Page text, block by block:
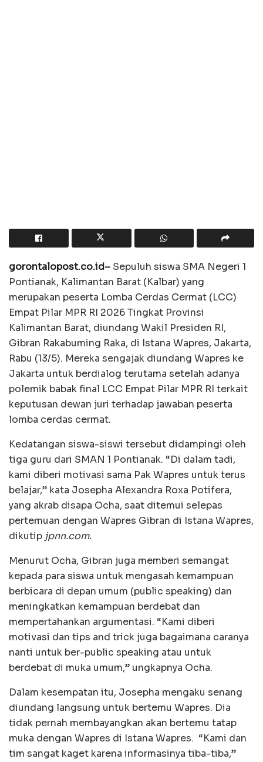
gorontalopost.co.id– Sepuluh siswa SMA Negeri 1
Pontianak, Kalimantan Barat (Kalbar) yang
merupakan peserta Lomba Cerdas Cermat (LCC)
Empat Pilar MPR RI 2026 Tingkat Provinsi
Kalimantan Barat, diundang Wakil Presiden RI,
Gibran Rakabuming Raka, di Istana Wapres, Jakarta,
Rabu (13/5). Mereka sengajak diundang Wapres ke
Jakarta untuk berdialog terutama setelah adanya
polemik babak final LCC Empat Pilar MPR RI terkait
keputusan dewan juri terhadap jawaban peserta
lomba cerdas cermat.
Kedatangan siswa-siswi tersebut didampingi oleh
tiga guru dari SMAN 1 Pontianak. “Di dalam tadi,
kami diberi motivasi sama Pak Wapres untuk terus
belajar,” kata Josepha Alexandra Roxa Potifera,
yang akrab disapa Ocha, saat ditemui selepas
pertemuan dengan Wapres Gibran di Istana Wapres,
dikutip jpnn.com.
Menurut Ocha, Gibran juga memberi semangat
kepada para siswa untuk mengasah kemampuan
berbicara di depan umum (public speaking) dan
meningkatkan kemampuan berdebat dan
mempertahankan argumentasi. “Kami diberi
motivasi dan tips and trick juga bagaimana caranya
nanti untuk ber-public speaking atau untuk
berdebat di muka umum,” ungkapnya Ocha.
Dalam kesempatan itu, Josepha mengaku senang
diundang langsung untuk bertemu Wapres. Dia
tidak pernah membayangkan akan bertemu tatap
muka dengan Wapres di Istana Wapres. “Kami dan
tim sangat kaget karena informasinya tiba-tiba,”